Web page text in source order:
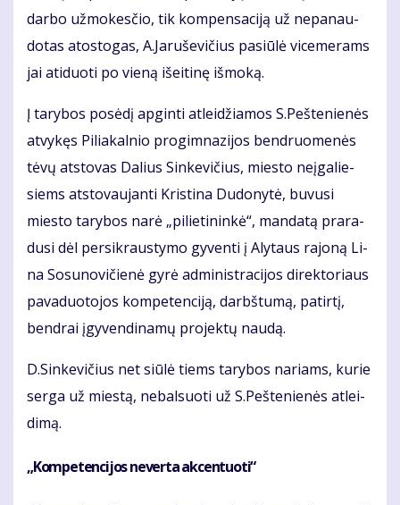
dar­bo už­mo­kes­čio, tik kom­pen­sa­ci­ją už ne­pa­nau­
do­tas atos­to­gas, A.Ja­ru­še­vi­čius pa­siū­lė vi­ce­me­rams
jai ati­duo­ti po vie­ną iš­ei­ti­nę iš­mo­ką.
Į ta­ry­bos po­sė­dį ap­gin­ti at­lei­džia­mos S.Peš­te­nie­nės
at­vy­kęs Pi­lia­kal­nio pro­gim­na­zi­jos ben­druo­me­nės
tė­vų at­sto­vas Da­lius Sin­ke­vi­čius, mies­to ne­įga­lie­
siems at­sto­vau­jan­ti Kris­ti­na Du­do­ny­tė, bu­vu­si
mies­to ta­ry­bos na­rė „pi­lie­ti­nin­kė“, man­da­tą pra­ra­
du­si dėl per­si­kraus­ty­mo gy­ven­ti į Aly­taus ra­jo­ną Li­
na So­su­no­vi­čie­nė gy­rė ad­mi­nist­ra­ci­jos di­rek­to­riaus
pa­va­duo­to­jos kom­pe­ten­ci­ją, darbš­tu­mą, pa­tir­tį,
ben­drai įgy­ven­di­na­mų pro­jek­tų nau­dą.
D.Sin­ke­vi­čius net siū­lė tiems ta­ry­bos na­riams, ku­rie
ser­ga už mies­tą, ne­bal­suo­ti už S.Peš­te­nie­nės at­lei­
di­mą.
„Kom­pe­ten­ci­jos ne­ver­ta ak­cen­tuo­ti“